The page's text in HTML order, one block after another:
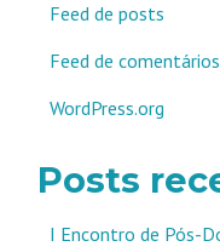
Feed de posts
Feed de comentários
WordPress.org
Posts
I Encontro de Pós-